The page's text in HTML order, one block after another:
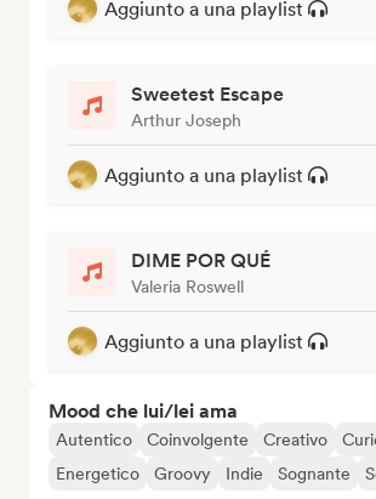
Aggiunto a una playlist
Sweetest Escape
Arthur Joseph
Aggiunto a una playlist
DIME POR QUÉ
Valeria Roswell
Aggiunto a una playlist
Mood che lui/lei ama
Autentico Coinvolgente Creativo
Energetico
Groovy Indie Sognante